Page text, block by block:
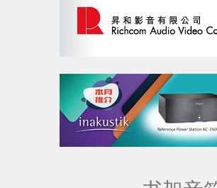
DALI 达尼 HiFi人生 书架音箱
合并功放 流媒体 电源处理器 线材